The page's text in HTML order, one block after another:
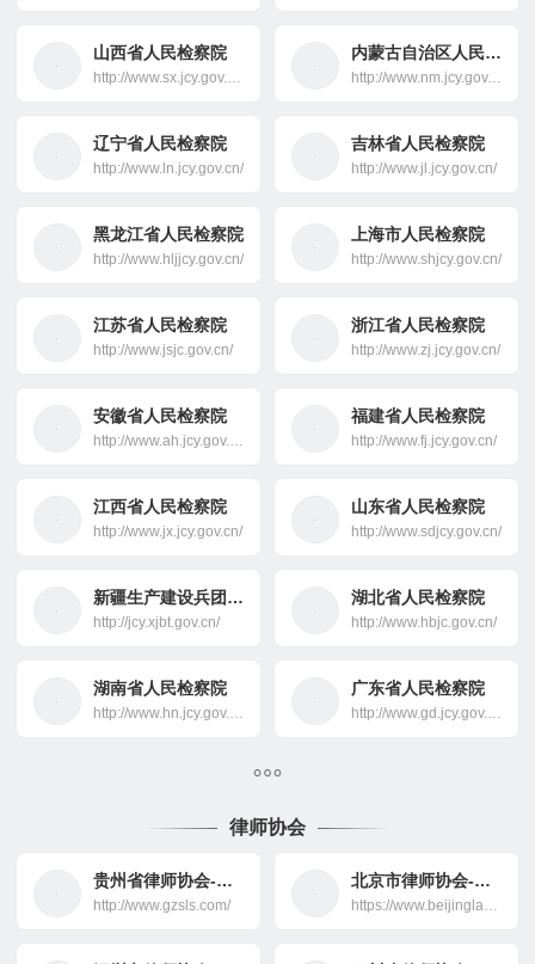
山西省人民检察院
http://www.sx.jcy.gov.cn/
内蒙古自治区人民检察院
http://www.nm.jcy.gov.cn/
辽宁省人民检察院
http://www.ln.jcy.gov.cn/
吉林省人民检察院
http://www.jl.jcy.gov.cn/
黑龙江省人民检察院
http://www.hljjcy.gov.cn/
上海市人民检察院
http://www.shjcy.gov.cn/
江苏省人民检察院
http://www.jsjc.gov.cn/
浙江省人民检察院
http://www.zj.jcy.gov.cn/
安徽省人民检察院
http://www.ah.jcy.gov.cn/
福建省人民检察院
http://www.fj.jcy.gov.cn/
江西省人民检察院
http://www.jx.jcy.gov.cn/
山东省人民检察院
http://www.sdjcy.gov.cn/
新疆生产建设兵团检察院
http://jcy.xjbt.gov.cn/
湖北省人民检察院
http://www.hbjc.gov.cn/
湖南省人民检察院
http://www.hn.jcy.gov.cn/
广东省人民检察院
http://www.gd.jcy.gov.cn/
律师协会
贵州省律师协会-法律援助
http://www.gzsls.com/
北京市律师协会-法律援助
https://www.beijinglawyers.org.cn/